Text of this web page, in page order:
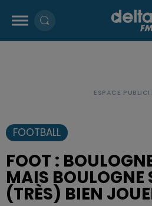
FOOTBALL
FOOT :
MAIS BOULOGNE
(TRÈS) BIEN